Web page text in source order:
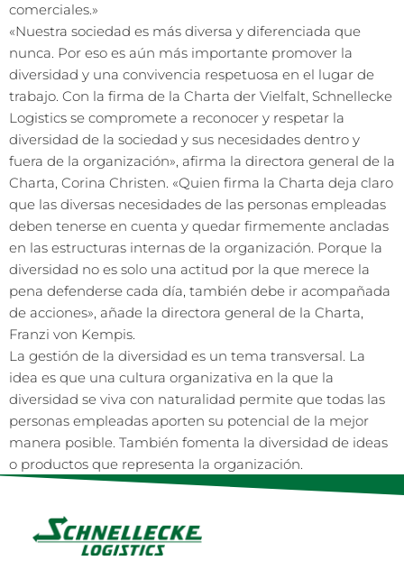
comerciales.»
«Nuestra sociedad es más diversa y diferenciada que
nunca. Por eso es aún más importante promover la
diversidad y una convivencia respetuosa en el lugar de
trabajo. Con la firma de la Charta der Vielfalt, Schnellecke
Logistics se compromete a reconocer y respetar la
diversidad de la sociedad y sus necesidades dentro y
fuera de la organización», afirma la directora general de la
Charta, Corina Christen. «Quien firma la Charta deja claro
que las diversas necesidades de las personas empleadas
deben tenerse en cuenta y quedar firmemente ancladas
en las estructuras internas de la organización. Porque la
diversidad no es solo una actitud por la que merece la
pena defenderse cada día, también debe ir acompañada
de acciones», añade la directora general de la Charta,
Franzi von Kempis.
La gestión de la diversidad es un tema transversal. La
idea es que una cultura organizativa en la que la
diversidad se viva con naturalidad permite que todas las
personas empleadas aporten su potencial de la mejor
manera posible. También fomenta la diversidad de ideas
o productos que representa la organización.